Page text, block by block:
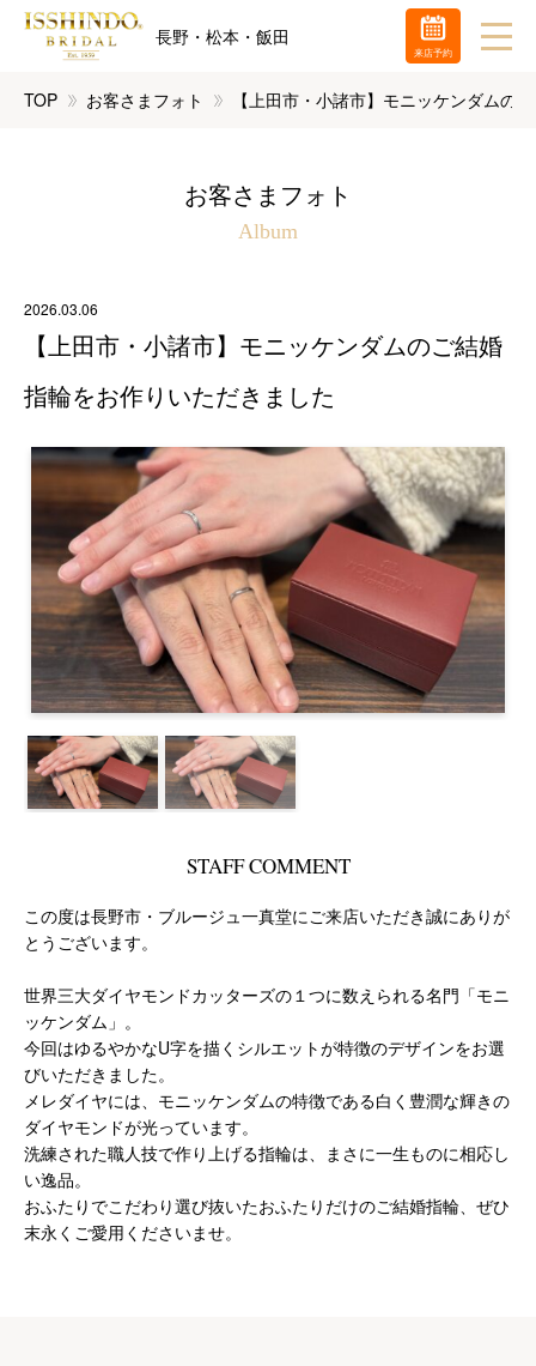
長野・松本・飯田
TOP お客さまフォト 【上田市・小諸市】モニッケンダムの
お客さまフォト
Album
2026.03.06
【上田市・小諸市】モニッケンダムのご結婚
指輪をお作りいただきました
STAFF COMMENT
この度は長野市・ブルージュ一真堂にご来店いただき誠にありが
とうございます。
世界三大ダイヤモンドカッターズの１つに数えられる名門「モニ
ッケンダム」。
今回はゆるやかなU字を描くシルエットが特徴のデザインをお選
びいただきました。
メレダイヤには、モニッケンダムの特徴である白く豊潤な輝きの
ダイヤモンドが光っています。
洗練された職人技で作り上げる指輪は、まさに一生ものに相応し
い逸品。
おふたりでこだわり選び抜いたおふたりだけのご結婚指輪、ぜひ
末永くご愛用くださいませ。
来店予約